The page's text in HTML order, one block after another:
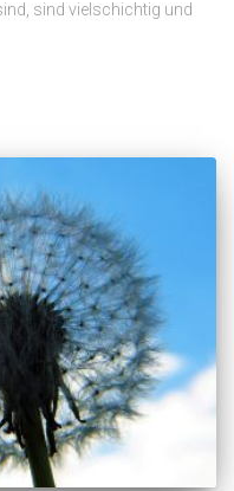
sind vielschichtig und